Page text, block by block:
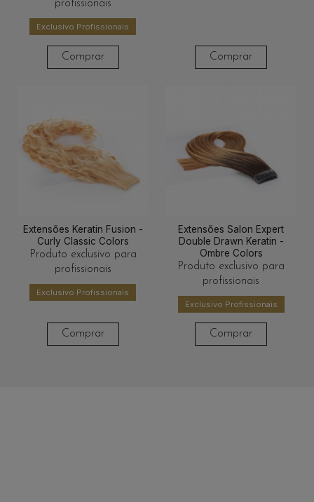
profissionais
Exclusivo Profissionais
Comprar Comprar
Extensões Keratin Fusion -
Curly Classic Colors
Produto exclusivo para
profissionais
Exclusivo Profissionais
Comprar
Extensões Salon Expert
Double Drawn Keratin -
Ombre Colors
Produto exclusivo para
profissionais
Exclusivo Profissionais
Comprar